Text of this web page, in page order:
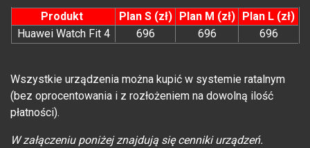
Produkt Plan S (zł) Plan M (zł)
Plan L (zł)
Huawei Watch Fit 4
696 696 696
Wszystkie urządzenia można kupić w systemie ratalnym
(bez oprocentowania i z rozłożeniem na dowolną ilość
płatności).
W załączeniu poniżej znajdują się cenniki urządzeń.